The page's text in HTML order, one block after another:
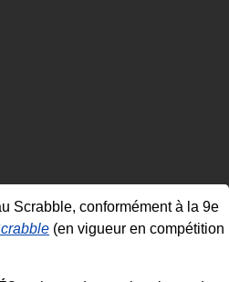
Scrabble, conformément à la 9e
(en vigueur en compétition